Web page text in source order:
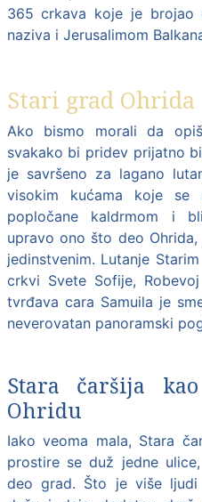
365 crkava koje je brojao
naziva i Jerusalimom
Stari grad Ohrida
Ako bismo morali da
svakako bi pridev prijatno
je savršeno za lagano
visokim kućama koje se
popločane kaldrmom i
upravo ono što deo
jedinstvenim. Lutanje
crkvi Svete Sofije,
tvrđava cara Samuila je
neverovatan panoramski
Stara čaršija
Ohridu
Iako veoma mala, Stara
prostire se duž jedne
deo grad. Što je više